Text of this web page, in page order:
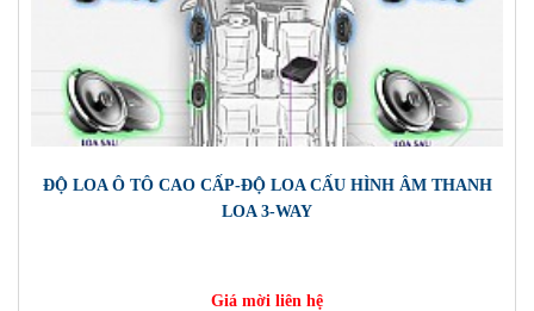
ĐỘ LOA Ô TÔ CAO CẤP-ĐỘ LOA CẤU HÌNH ÂM THANH
LOA 3-WAY
Giá mời liên hệ